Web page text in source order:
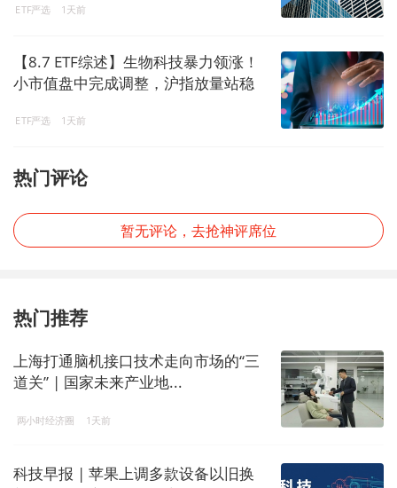
ETF严选 1天前
【8.7 ETF综述】生物科技暴力领涨！
小市值盘中完成调整，沪指放量站稳
ETF严选 1天前
热门评论
暂无评论，去抢神评席位
热门推荐
上海打通脑机接口技术走向市场的“三
道关” | 国家未来产业地...
两小时经济圈 1天前
科技早报 | 苹果上调多款设备以旧换